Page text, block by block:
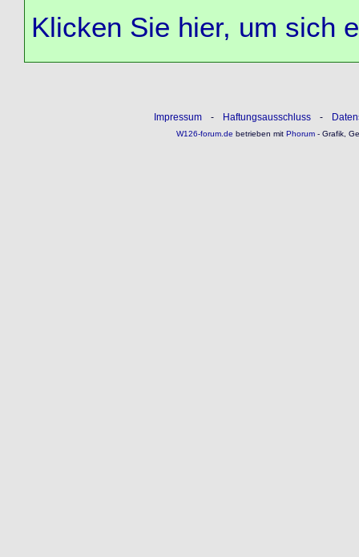
Klicken Sie hier, um sich
Impressum - Haftungsausschluss -
W126-forum.de betrieben mitPhorum- Grafik,